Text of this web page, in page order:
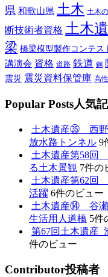
県 和歌山県 土木 土木
断技術者資格 土木
梁 橋梁模型製作コンテス
講演会 資格 道路 鉄道 鋼
震災 震災資料保管庫 高
Popular Posts人気
土木遺産㉟ 西野
放水路トンネル 9
土木遺産第58回
る土木景観 7件の
土木遺産第62回
活躍 6件のビュー
土木遺産⑭ 谷瀬
生活用人道橋 5件
第67回土木遺産
件のビュー
Contributor投稿者